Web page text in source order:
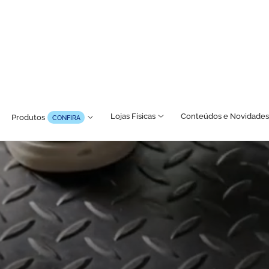
Produtos CONFIRA Lojas Físicas Conteúdos e Novidades